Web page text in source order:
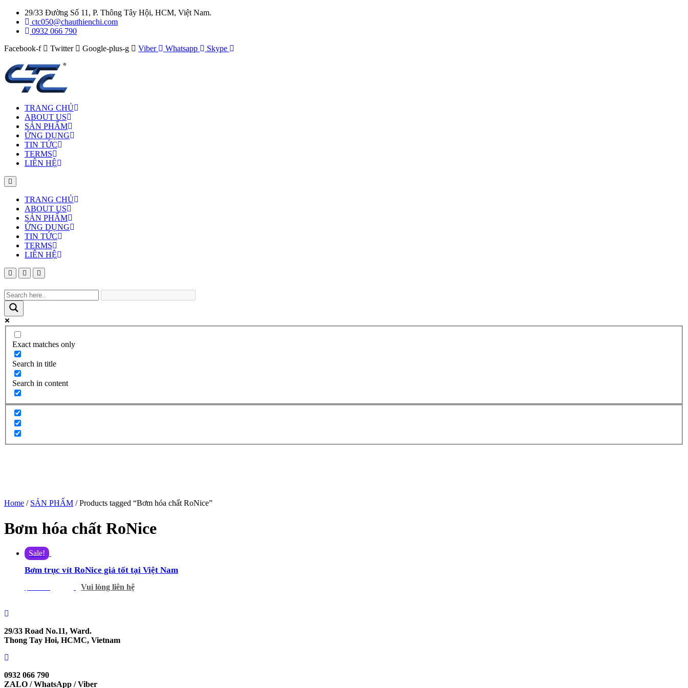
29/33 Đường Số 11, P. Thông Tây Hội, HCM, Việt Nam.
ctc050@chauthienchi.com
0932 066 790
Facebook-f
Twitter Google-plus-g Viber Whatsapp Skype
TRANG CHỦ
ABOUT US
SẢN PHẨM
ỨNG DỤNG
TIN TỨC
TERMS
LIÊN HỆ
TRANG CHỦ
ABOUT US
SẢN PHẨM
ỨNG DỤNG
TIN TỨC
TERMS
LIÊN HỆ
Exact matches only
Search in title
Search in content
Home / SẢN PHẨM / Products tagged “Bơm hóa chất RoNice”
Bơm hóa chất RoNice
Sale!
Bơm trục vít RoNice giá tốt tại Việt Nam
Vui lòng liên hệ
29/33 Road No.11, Ward.
Thong Tay Hoi, HCMC, Vietnam
0932 066 790
ZALO / WhatsApp / Viber